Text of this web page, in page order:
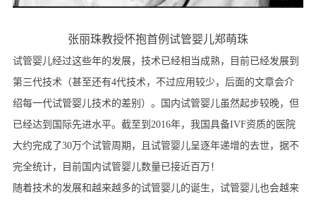
张丽珠教授怀抱首例试管婴儿郑萌珠
试管婴儿经过这些年的发展，技术已经相当成熟，目前已经发展到
第三代技术（甚至还有4代技术，不过应用较少，后面的文章会介
绍每一代试管婴儿技术的差别）。国内试管婴儿虽然起步较晚，但
已经达到国际先进水平。截至到2016年，我国具备IVF资质的医院
大约完成了30万个试管周期，且试管婴儿呈逐年递增的去世，据不
完全统计，目前国内试管婴儿数量已接近百万！
随着技术的发展和越来越多的试管婴儿的诞生，试管婴儿也会越来